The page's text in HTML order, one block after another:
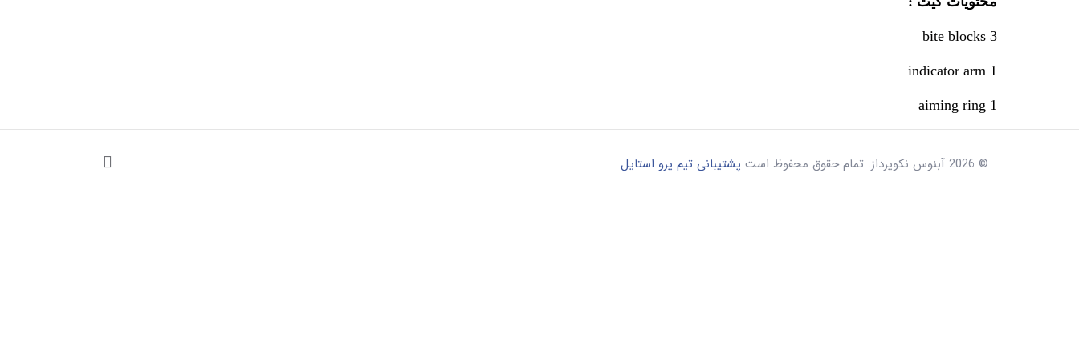
3 bite blocks
1 indicator arm
1 aiming ring
© 2026 آبنوس نکوپرداز. تمام حقوق محفوظ است پشتیبانی تیم پرو استایل